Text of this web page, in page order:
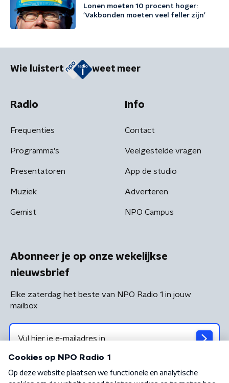
Lonen moeten 10 procent hoger:
'Vakbonden moeten veel feller zijn'
Wie luistert weet meer
Radio
Frequenties
Programma's
Presentatoren
Muziek
Gemist
Info
Contact
Veelgestelde vragen
App de studio
Adverteren
NPO Campus
Abonneer je op onze wekelijkse
nieuwsbrief
Elke zaterdag het beste van NPO Radio 1 in jouw
mailbox